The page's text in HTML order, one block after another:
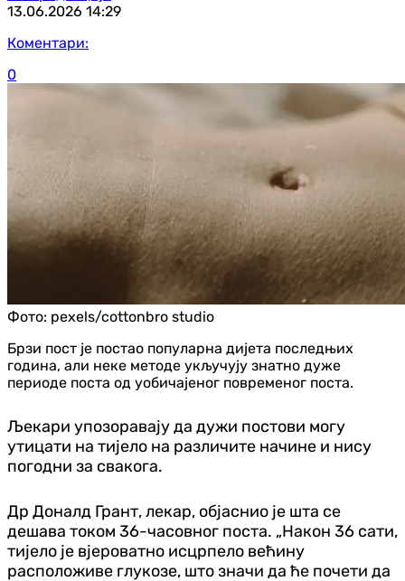
13.06.2026 14:29
Коментари:
0
Фото: pexels/cottonbro studio
Брзи пост је постао популарна дијета последњих
година, али неке методе укључују знатно дуже
периоде поста од уобичајеног повременог поста.
Љекари упозоравају да дужи постови могу
утицати на тијело на различите начине и нису
погодни за свакога.
Др Доналд Грант, лекар, објаснио је шта се
дешава током 36-часовног поста. „Након 36 сати,
тијело је вјероватно исцрпело већину
расположиве глукозе, што значи да ће почети да